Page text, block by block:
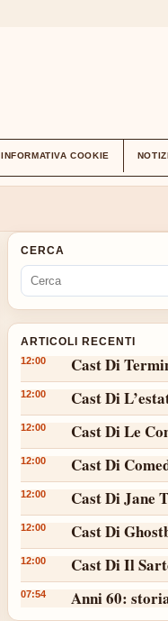
INFORMATIVA COOKIE
CERCA
ARTICOLI RECENTI
12:00 Cast Di
12:00 Cast Di
12:00 Cast Di Le
12:00 Cast Di
12:00 Cast Di Jane
12:00 Cast Di
12:00 Cast Di Il
07:54 Anni 60: